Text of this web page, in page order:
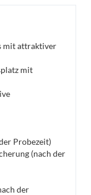
mit attraktiver
mit
Probezeit)
(nach der
der